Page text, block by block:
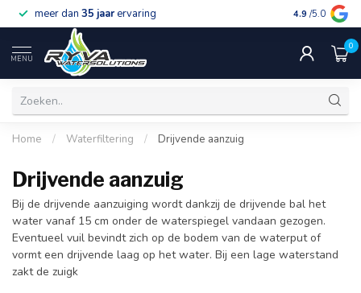
meer dan 35 jaarervaring gratis
4.9 /5.0
MENU
0
Home / Waterfiltering / Drijvende aanzuig
Drijvende aanzuig
Bij de drijvende aanzuiging wordt dankzij de drijvende bal het
water vanaf 15 cm onder de waterspiegel vandaan gezogen.
Eventueel vuil bevindt zich op de bodem van de waterput of
vormt een drijvende laag op het water. Bij een lage waterstand
zakt de zuigk